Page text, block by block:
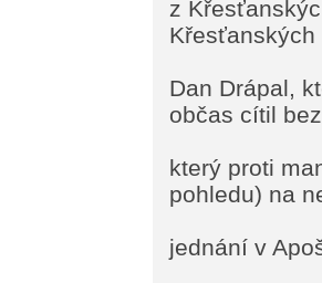
z
Dan Drápal,
občas cítil
který proti
pohledu) na
jednání v